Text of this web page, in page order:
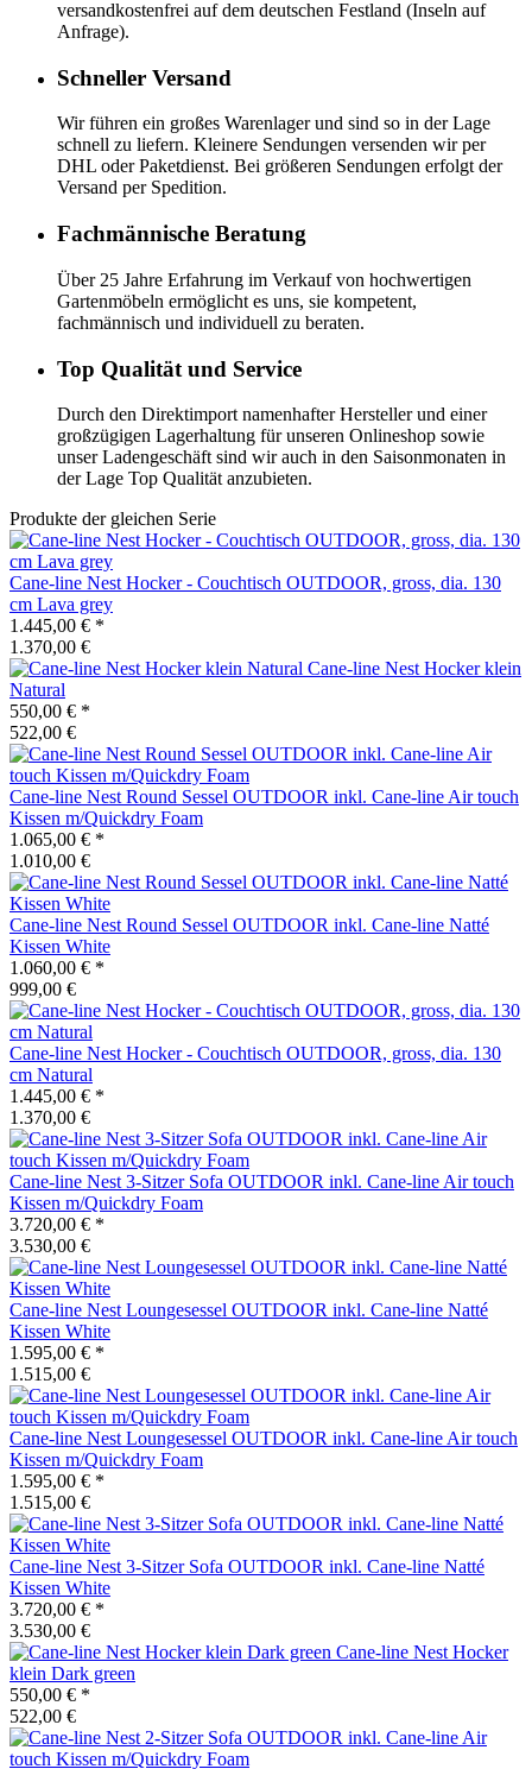
versandkostenfrei auf dem deutschen Festland (Inseln auf
Anfrage).
Schneller Versand
Wir führen ein großes Warenlager und sind so in der Lage
schnell zu liefern. Kleinere Sendungen versenden wir per
DHL oder Paketdienst. Bei größeren Sendungen erfolgt der
Versand per Spedition.
Fachmännische Beratung
Über 25 Jahre Erfahrung im Verkauf von hochwertigen
Gartenmöbeln ermöglicht es uns, sie kompetent,
fachmännisch und individuell zu beraten.
Top Qualität und Service
Durch den Direktimport namenhafter Hersteller und einer
großzügigen Lagerhaltung für unseren Onlineshop sowie
unser Ladengeschäft sind wir auch in den Saisonmonaten in
der Lage Top Qualität anzubieten.
Produkte der gleichen Serie
Cane-line Nest Hocker - Couchtisch OUTDOOR, gross, dia. 130
cm Lava grey
1.445,00 € *
1.370,00 €
Cane-line Nest Hocker klein
Natural
550,00 € *
522,00 €
Cane-line Nest Round Sessel OUTDOOR inkl. Cane-line Air touch
Kissen m/Quickdry Foam
1.065,00 € *
1.010,00 €
Cane-line Nest Round Sessel OUTDOOR inkl. Cane-line Natté
Kissen White
1.060,00 € *
999,00 €
Cane-line Nest Hocker - Couchtisch OUTDOOR, gross, dia. 130
cm Natural
1.445,00 € *
1.370,00 €
Cane-line Nest 3-Sitzer Sofa OUTDOOR inkl. Cane-line Air touch
Kissen m/Quickdry Foam
3.720,00 € *
3.530,00 €
Cane-line Nest Loungesessel OUTDOOR inkl. Cane-line Natté
Kissen White
1.595,00 € *
1.515,00 €
Cane-line Nest Loungesessel OUTDOOR inkl. Cane-line Air touch
Kissen m/Quickdry Foam
1.595,00 € *
1.515,00 €
Cane-line Nest 3-Sitzer Sofa OUTDOOR inkl. Cane-line Natté
Kissen White
3.720,00 € *
3.530,00 €
Cane-line Nest Hocker
klein Dark green
550,00 € *
522,00 €